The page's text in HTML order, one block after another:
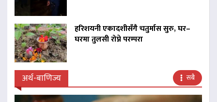
हरिशयनी एकादशीसँगै चतुर्मास सुरु, घर–
घरमा तुलसी रोप्ने परम्परा
अर्थ-बाणिज्य सबै